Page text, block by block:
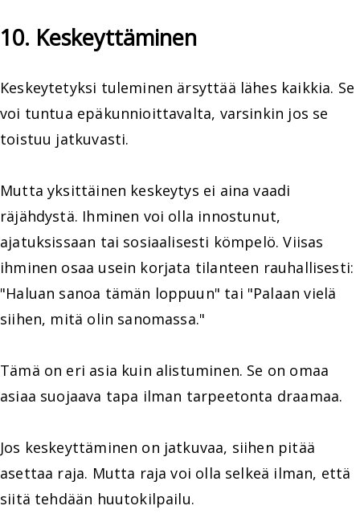
10. Keskeyttäminen
Keskeytetyksi tuleminen ärsyttää lähes kaikkia. Se
voi tuntua epäkunnioittavalta, varsinkin jos se
toistuu jatkuvasti.
Mutta yksittäinen keskeytys ei aina vaadi
räjähdystä. Ihminen voi olla innostunut,
ajatuksissaan tai sosiaalisesti kömpelö. Viisas
ihminen osaa usein korjata tilanteen rauhallisesti:
"Haluan sanoa tämän loppuun" tai "Palaan vielä
siihen, mitä olin sanomassa."
Tämä on eri asia kuin alistuminen. Se on omaa
asiaa suojaava tapa ilman tarpeetonta draamaa.
Jos keskeyttäminen on jatkuvaa, siihen pitää
asettaa raja. Mutta raja voi olla selkeä ilman, että
siitä tehdään huutokilpailu.